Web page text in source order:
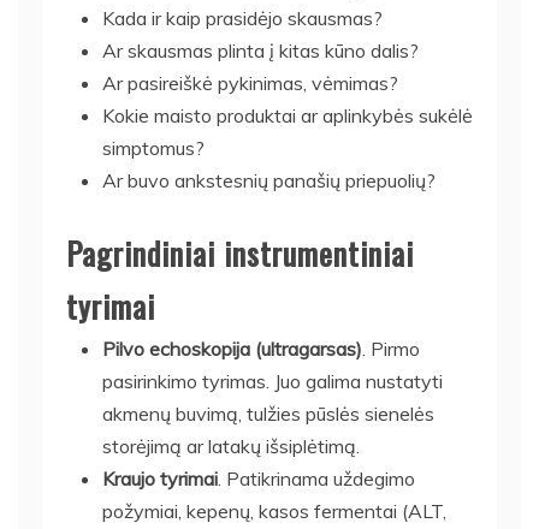
Kada ir kaip prasidėjo skausmas?
Ar skausmas plinta į kitas kūno dalis?
Ar pasireiškė pykinimas, vėmimas?
Kokie maisto produktai ar aplinkybės sukėlė
simptomus?
Ar buvo ankstesnių panašių priepuolių?
Pagrindiniai instrumentiniai
tyrimai
Pilvo echoskopija (ultragarsas) . Pirmo
pasirinkimo tyrimas. Juo galima nustatyti
akmenų buvimą, tulžies pūslės sienelės
storėjimą ar latakų išsiplėtimą.
Kraujo tyrimai . Patikrinama uždegimo
požymiai, kepenų, kasos fermentai (ALT,